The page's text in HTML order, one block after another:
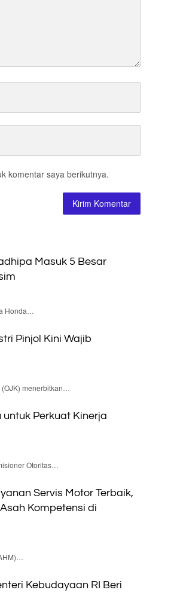
komentar saya berikutnya.
Masuk 5 Besar
Honda…
Pinjol Kini Wajib
(OJK) menerbitkan…
Perkuat Kinerja
Otoritas…
Servis Motor Terbaik,
Kompetensi di
Kebudayaan RI Beri